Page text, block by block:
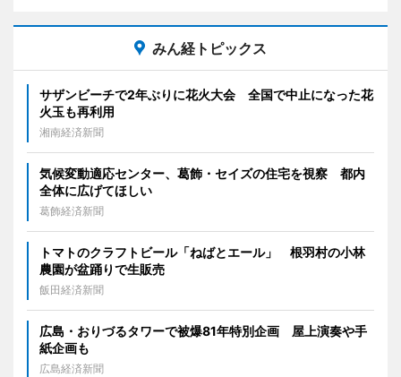
みん経トピックス
サザンビーチで2年ぶりに花火大会 全国で中止になった花
火玉も再利用
湘南経済新聞
気候変動適応センター、葛飾・セイズの住宅を視察 都内
全体に広げてほしい
葛飾経済新聞
トマトのクラフトビール「ねばとエール」 根羽村の小林
農園が盆踊りで生販売
飯田経済新聞
広島・おりづるタワーで被爆81年特別企画 屋上演奏や手
紙企画も
広島経済新聞